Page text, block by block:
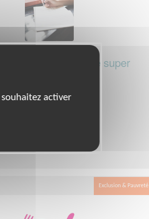
web et print pour une super
Exclusion & Pauvreté
activer